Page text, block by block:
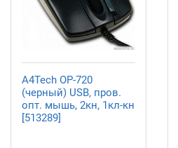
A4Tech OP-720
(черный) USB, пров.
опт. мышь, 2кн, 1кл-кн
[513289]